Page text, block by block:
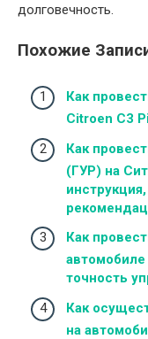
долговечность.
Похожие
Как
Citroen C3
Как
(ГУР) на
Как
автомобиле
точность
Как
на